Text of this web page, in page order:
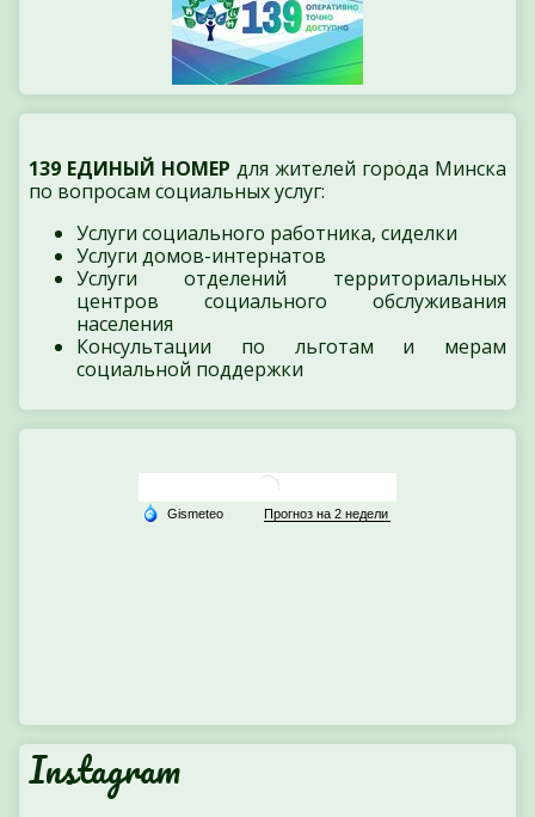
139 ЕДИНЫЙ НОМЕР для жителей города Минска
по вопросам социальных услуг:
Услуги социального работника, сиделки
Услуги домов-интернатов
Услуги отделений территориальных
центров социального обслуживания
населения
Консультации по льготам и мерам
социальной поддержки
Instagram